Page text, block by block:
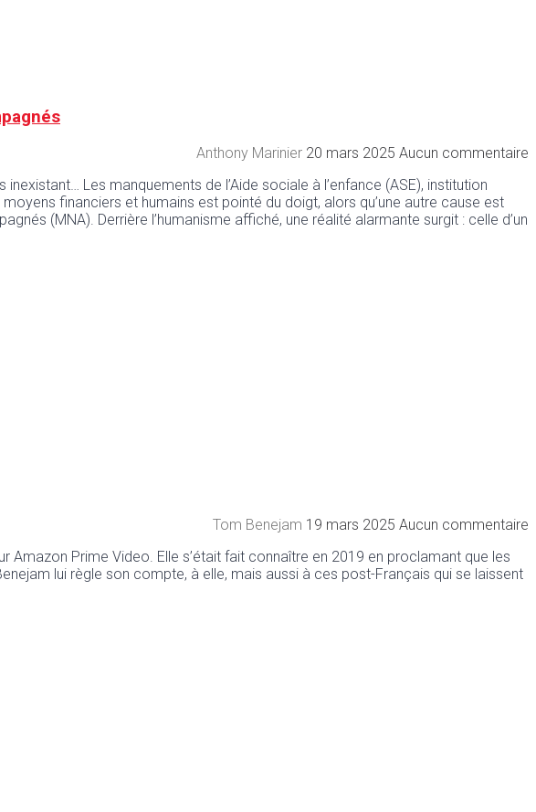
Anthony Marinier 20 mars 2025 Aucun commentaire
Les manquements de l’Aide sociale à l’enfance (ASE), institution
financiers et humains est pointé du doigt, alors qu’une autre cause est
(MNA). Derrière l’humanisme affiché, une réalité alarmante surgit : celle d’un
Tom Benejam 19 mars 2025 Aucun commentaire
Amazon Prime Video. Elle s’était fait connaître en 2019 en proclamant que les
lui règle son compte, à elle, mais aussi à ces post-Français qui se laissent